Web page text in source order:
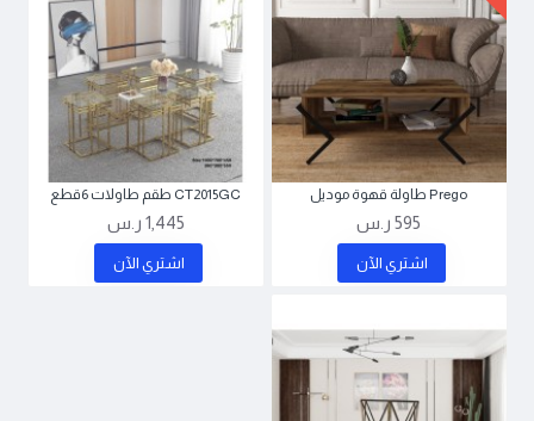
Prego طاولة قهوة موديل
595 ر.س
اشتري اﻵن
CT2015GC طقم طاولات 6قطع
1,445 ر.س
اشتري اﻵن